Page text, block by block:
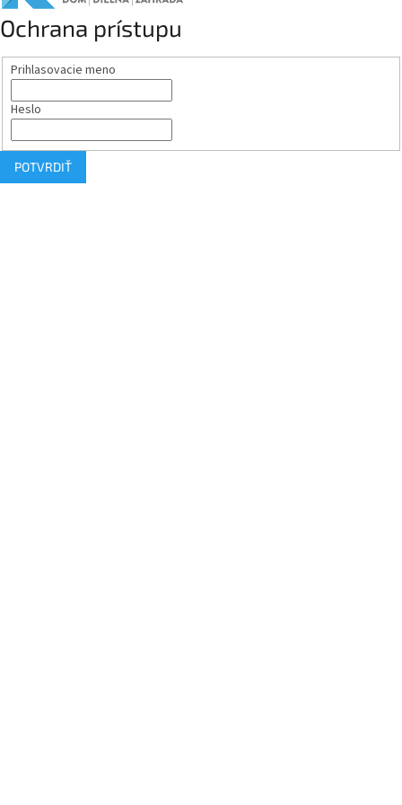
Ochrana prístupu
Prihlasovacie meno
Heslo
POTVRDIŤ